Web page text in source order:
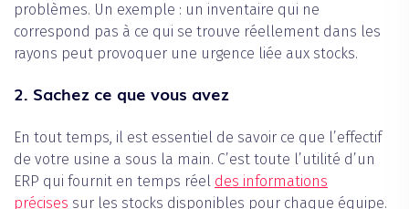
problèmes. Un exemple : un inventaire qui ne
correspond pas à ce qui se trouve réellement dans les
rayons peut provoquer une urgence liée aux stocks.
2. Sachez ce que vous avez
En tout temps, il est essentiel de savoir ce que l’effectif
de votre usine a sous la main. C’est toute l’utilité d’un
ERP qui fournit en temps réel des informations
précises sur les stocks disponibles pour chaque équipe.